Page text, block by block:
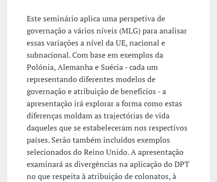
Este seminário aplica uma perspetiva de
governação a vários níveis (MLG) para analisar
essas variações a nível da UE, nacional e
subnacional. Com base em exemplos da
Polónia, Alemanha e Suécia - cada um
representando diferentes modelos de
governação e atribuição de benefícios - a
apresentação irá explorar a forma como estas
diferenças moldam as trajectórias de vida
daqueles que se estabeleceram nos respectivos
países. Serão também incluídos exemplos
selecionados do Reino Unido. A apresentação
examinará as divergências na aplicação do DPT
no que respeita à atribuição de colonatos, à